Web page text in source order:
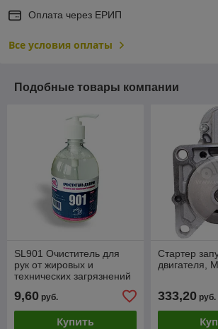
Оплата через ЕРИП
Все условия оплаты
Подобные товары компании
SL901 Очиститель для
рук от жировых и
технических загрязнений
9,60 руб.
Купить
Стартер
двигателя,
333,20руб.